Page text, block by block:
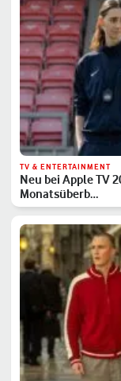
TV & ENTERTAINMENT
Neu bei Apple TV
Monatsüberb…